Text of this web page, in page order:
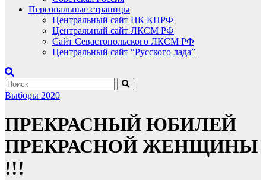
Персональные страницы
Центральный сайт ЦК КПРФ
Центральный сайт ЛКСМ РФ
Сайт Севастопольского ЛКСМ РФ
Центральный сайт “Русского лада”
Выборы 2020
ПРЕКРАСНЫЙ ЮБИЛЕЙ
ПРЕКРАСНОЙ ЖЕНЩИНЫ
!!!